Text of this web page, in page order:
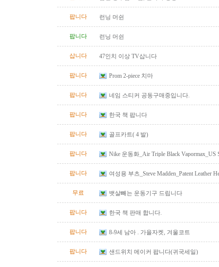
팝니다 런닝 머쉰
팝니다 런닝 머쉰
삽니다 47인치 이상 TV삽니다
팝니다 Prom 2-piece 치마
팝니다 네임 스티커 공동구매중입니다.
팝니다 한국 책 팝니다
팝니다 골프카트( 4 발)
팝니다 Nike 운동화_Air Triple Black Vapormax_US
팝니다
여성용 부츠_Steve Madden_Patent Leather
무료
뱃살빼는 운동기구 드립니다
팝니다 한국 책 판매 합니다.
팝니다 8-9세 남아 . 가을자켓, 겨울코트
팝니다 샌드위치 메이커 팝니다(귀국세일)